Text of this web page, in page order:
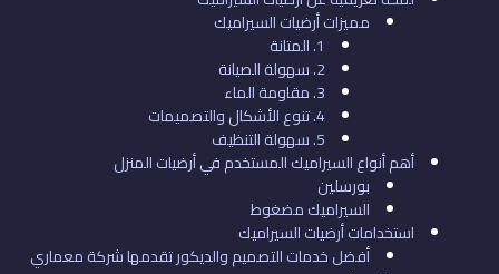
مميزات أرضيات السيراميك
1. المتانة
2. سهولة الصيانة
3. مقاومة الماء
4. تنوع الأشكال والتصميمات
5. سهولة التنظيف
أهم أنواع السيراميك المستخدم في أرضيات المنزل
بورسلين
السيراميك مضغوط
استخدامات أرضيات السيراميك
أفضل خدمات التصميم والديكور تقدمها شركة معماري